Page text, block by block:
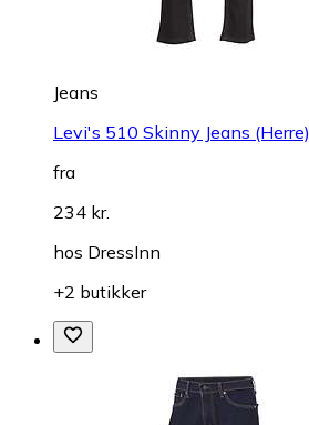
Jeans
Levi's 510 Skinny Jeans (Herre)
fra
234 kr.
hos DressInn
+2 butikker